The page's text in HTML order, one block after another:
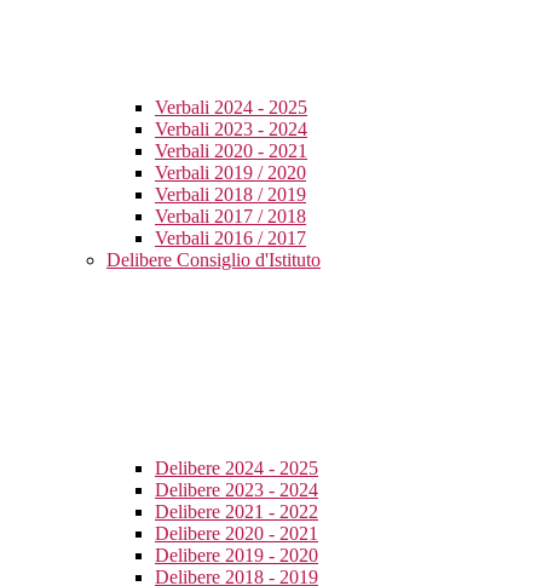
Verbali 2024 - 2025
Verbali 2023 - 2024
Verbali 2020 - 2021
Verbali 2019 / 2020
Verbali 2018 / 2019
Verbali 2017 / 2018
Verbali 2016 / 2017
Delibere Consiglio d'Istituto
Delibere 2024 - 2025
Delibere 2023 - 2024
Delibere 2021 - 2022
Delibere 2020 - 2021
Delibere 2019 - 2020
Delibere 2018 - 2019